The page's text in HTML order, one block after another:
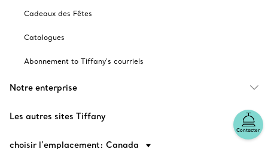
Contacter
Cadeaux des Fêtes
Catalogues
Abonnement to Tiffany's courriels
Notre enterprise
Les autres sites Tiffany
choisir l’emplacement: Canada